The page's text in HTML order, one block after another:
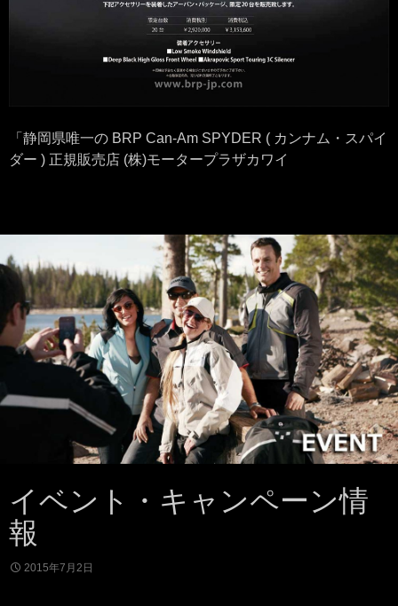
「静岡県唯一の BRP Can-Am SPYDER ( カンナム・スパイ
ダー ) 正規販売店 (株)モータープラザカワイ
イベント・キャンペーン情
報
2015年7月2日